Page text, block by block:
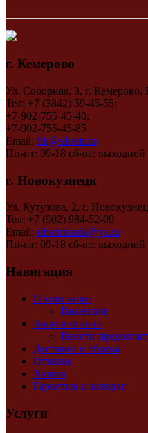
г. Кемерово
Ул. Соборная, 3, г. Кемерово,
Тел: +7 (3842) 59-45-55;
+7-902-755-45-40;
+7-902-755-45-85
Email: ftk@sibvitr.ru
Пн-пт: 09-18 сб-вс: выходной
г. Новокузнецк
Ул. Кутузова, 2, г.
Тел: +7 (902) 984-52-09
Email: sibvitrinank@ya.ru
Пн-пт: 09-18 сб-вс: выходной
Навигация
О компании
Вакансии
Заказ и оплата
Внести
Доставка и сборка
Отзывы
Акции
Гарантии и возврат
Услуги